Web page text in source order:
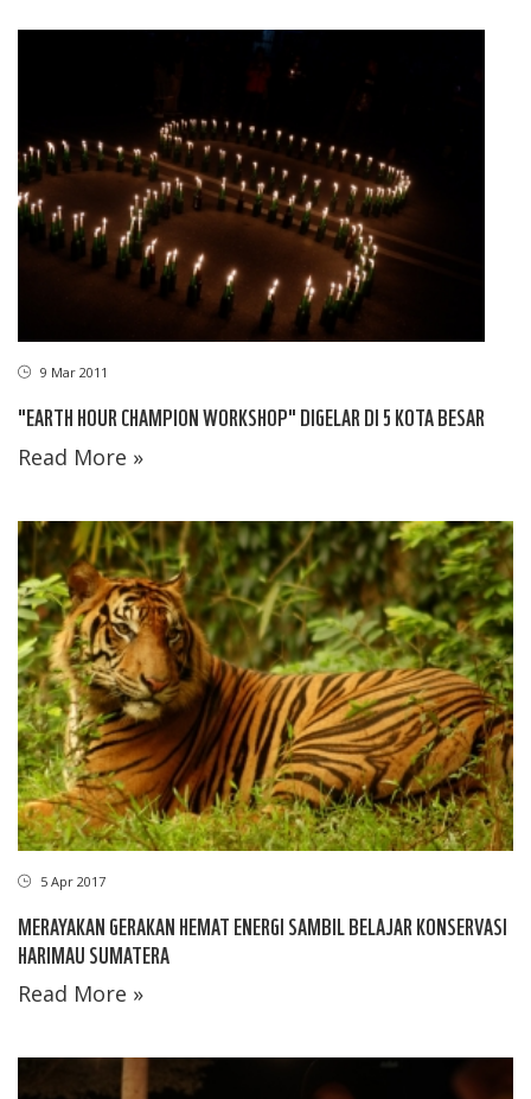
9 Mar 2011
"EARTH HOUR CHAMPION WORKSHOP" DIGELAR DI 5 KOTA BESAR
Read More »
5 Apr 2017
MERAYAKAN GERAKAN HEMAT ENERGI SAMBIL BELAJAR KONSERVASI
HARIMAU SUMATERA
Read More »